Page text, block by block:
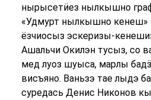
нырысетӥез нылкышно
«Удмурт нылкышно кенеш»
ёзчиосыз эскеризы-
Ашальчи Окилэн тусыз, со
мед луоз шуыса, марлы бадӟ
висъяно. Ваньзэ тае лыдэ
суредась Денис Никонов